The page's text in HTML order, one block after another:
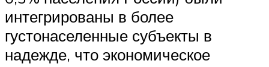
интегрированы в более
густонаселенные субъекты в
надежде, что экономическое